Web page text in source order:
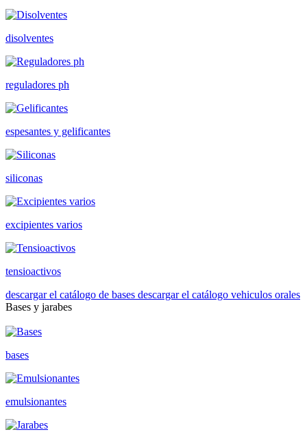
disolventes
reguladores ph
espesantes y gelificantes
siliconas
excipientes varios
tensioactivos
descargar el catálogo de bases descargar el catálogo vehiculos orales
Bases y jarabes
bases
emulsionantes